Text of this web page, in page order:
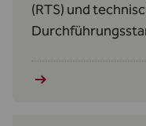
(RTS) und